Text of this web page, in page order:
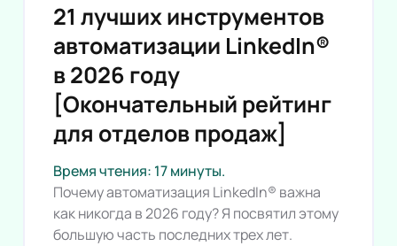
21 лучших инструментов
автоматизации LinkedIn®
в 2026 году
[Окончательный рейтинг
для отделов продаж]
Время чтения: 17 минуты.
Почему автоматизация LinkedIn® важна
как никогда в 2026 году? Я посвятил этому
большую часть последних трех лет.